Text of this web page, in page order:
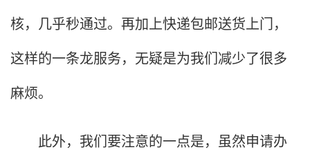
核，几乎秒通过。再加上快递包邮送货上门，
这样的一条龙服务，无疑是为我们减少了很多
麻烦。
此外，我们要注意的一点是，虽然申请办